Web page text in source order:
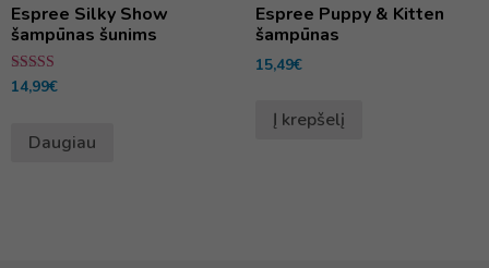
Espree Silky Show
šampūnas šunims
Įvertinimas:
5.00
14,99€
Daugiau
Espree Puppy & Kitten
šampūnas
15,49€
Į krepšelį